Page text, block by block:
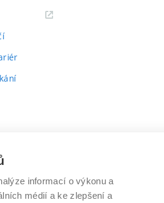
TECHNICKÉ V BRNĚ
informací o výkonu a
médií a ke zlepšení a